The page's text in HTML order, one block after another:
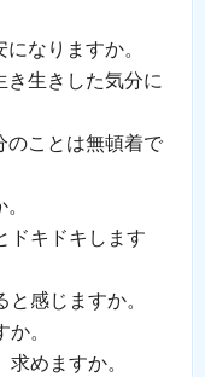
なりますか。
生きした気分に
ことは無頓着で
キドキします
感じますか。
。
めますか。